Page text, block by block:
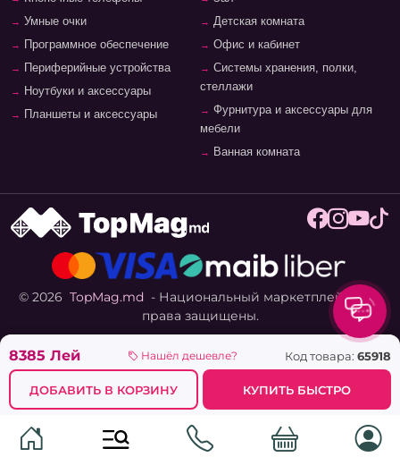
8385 Лей Нашёл дешевле? Код товара: 65918
ДОБАВИТЬ В КОРЗИНУ КУПИТЬ БЫСТРО
Умные очки
Программное обеспечение
Периферийные устройства
Ноутбуки и аксессуары
Планшеты и аксессуары
Детская комната
Офис и кабинет
Системы хранения, полки,
стеллажи
Фурнитура и аксессуары для
мебели
Ванная комната
© 2026 TopMag.md - Национальный маркетплейс. Все
права защищены.